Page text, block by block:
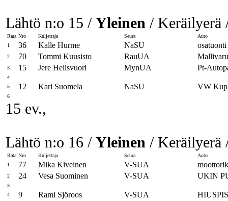
Lähtö n:o 15 / Yleinen / Keräilyerä
Rata Nro Kuljettaja Seura
Auto
1
36 Kalle Hurme NaSU
2 70 Tommi Kuusisto RauUA
3 15 Jere Helisvuori MynUA Pt-
4
5
12 Kari Suomela NaSU VW
6
15 ev.,
Lähtö n:o 16 / Yleinen / Keräilyerä
Rata Nro Kuljettaja Seura
Auto
1
77 Mika Kiveinen V-SUA
2 24 Vesa Suominen V-SUA UKIN
3
4
9 Rami Sjöroos V-SUA